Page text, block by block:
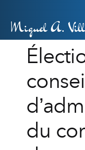
Miguel A.
conseil
du